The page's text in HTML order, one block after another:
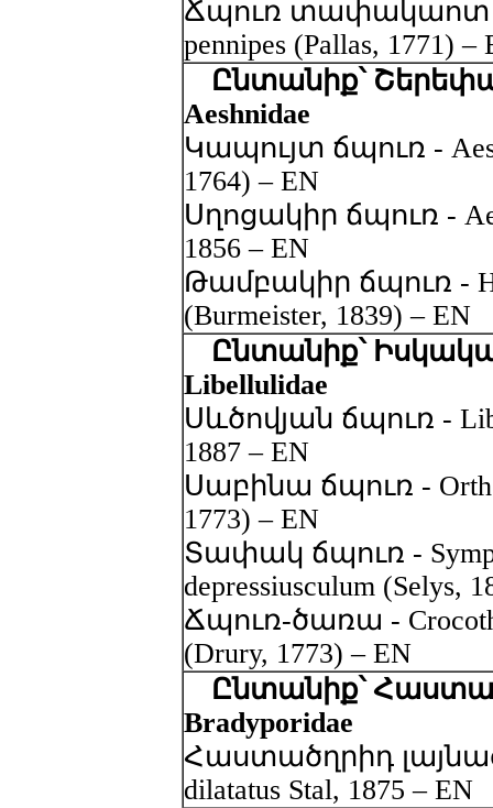
Ճպուռ տափակաոտ -
pennipes (Pallas, 1771) –
Ընտանիք՝
Aeshnidae
Կապույտ ճպուռ -
1764) – EN
Սղոցակիր ճպուռ -
1856 – EN
Թամբակիր ճպուռ -
(Burmeister, 1839) – EN
Ընտանիք՝
Libellulidae
Սևծովյան ճպուռ -
1887 – EN
Սաբինա ճպուռ -
1773) – EN
Տափակ ճպուռ -
depressiusculum (Selys,
Ճպուռ-ծառա -
(Drury, 1773) – EN
Ընտանիք՝
Bradyporidae
Հաստածղրիդ
dilatatus Stal, 1875 – EN